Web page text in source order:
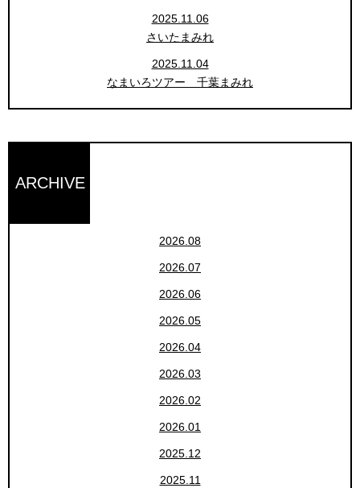
2025.11.06
さいたまみれ
2025.11.04
なまいろツアー 千葉まみれ
ARCHIVE
2026.08
2026.07
2026.06
2026.05
2026.04
2026.03
2026.02
2026.01
2025.12
2025.11